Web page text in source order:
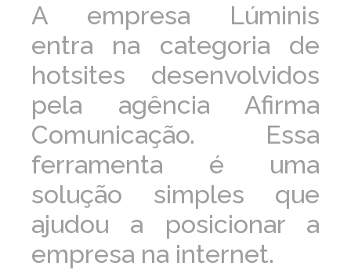
A empresa Lúminis
entra na categoria de
hotsites desenvolvidos
pela agência Afirma
Comunicação. Essa
ferramenta é uma
solução simples que
ajudou a posicionar a
empresa na internet.